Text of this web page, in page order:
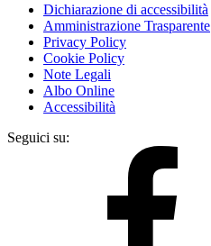
Dichiarazione di accessibilità
Amministrazione Trasparente
Privacy Policy
Cookie Policy
Note Legali
Albo Online
Accessibilità
Seguici su: